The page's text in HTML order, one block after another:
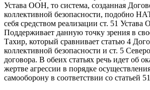
Устава ООН, то система, созданная
коллективной безопасности, подобно
себя средством реализации ст. 51
Поддерживает данную точку зрения в
Тахир, который сравнивает статью 4
коллективной безопасности и ст. 5
договора. В обеих статьях речь идет об
жертве агрессии в порядке
самооборону в соответствии со статьей